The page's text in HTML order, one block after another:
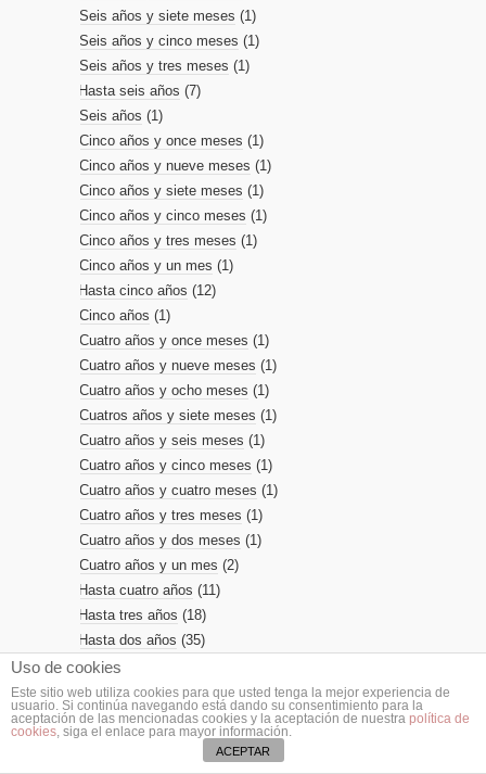
Seis años y siete meses (1)
Seis años y cinco meses (1)
Seis años y tres meses (1)
Hasta seis años (7)
Seis años (1)
Cinco años y once meses (1)
Cinco años y nueve meses (1)
Cinco años y siete meses (1)
Cinco años y cinco meses (1)
Cinco años y tres meses (1)
Cinco años y un mes (1)
Hasta cinco años (12)
Cinco años (1)
Cuatro años y once meses (1)
Cuatro años y nueve meses (1)
Cuatro años y ocho meses (1)
Cuatros años y siete meses (1)
Cuatro años y seis meses (1)
Cuatro años y cinco meses (1)
Cuatro años y cuatro meses (1)
Cuatro años y tres meses (1)
Cuatro años y dos meses (1)
Cuatro años y un mes (2)
Hasta cuatro años (11)
Hasta tres años (18)
Hasta dos años (35)
Hasta un año
El comienzo de todo (2)
Alimentación(1)
Fotos artísticas (3)
Uso de cookies
Este sitio web utiliza cookies para que usted tenga la mejor experiencia de
usuario. Si continúa navegando está dando su consentimiento para la
aceptación de las mencionadas cookies y la aceptación de nuestra política de
cookies, siga el enlace para mayor información.
ACEPTAR